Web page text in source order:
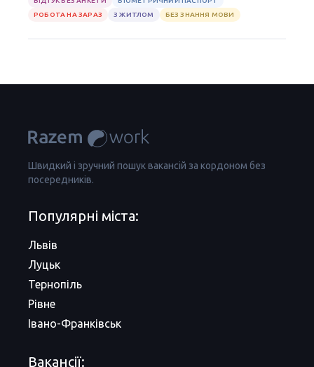
РОБОТА НА ЗАРАЗ
З ЖИТЛОМ БЕЗ ЗНАННЯ МОВИ
Швидкий і зручний пошук вакансій за кордоном без
посередників.
Популярні міста:
Львів
Луцьк
Тернопіль
Рівне
Івано-Франківськ
Вакансії: